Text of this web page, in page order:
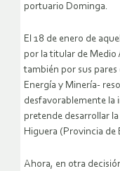
portuario Dominga.
El 18 de enero de
por la titular de Medio
también por sus
Energía y Minería-
desfavorablemente la
pretende desarrollar
Higuera (Provincia de
Ahora, en otra